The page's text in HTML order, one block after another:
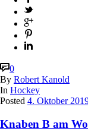
0
By Robert Kanold
In Hockey
Posted 4. Oktober
Knaben B am